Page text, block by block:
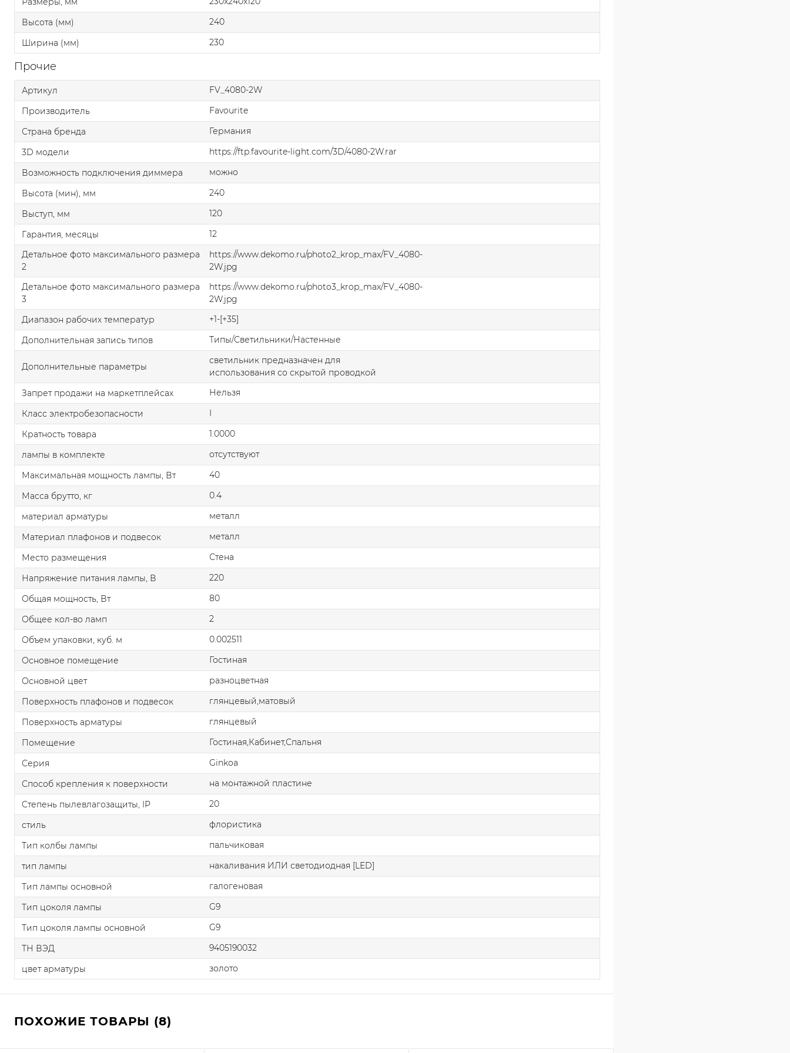
Высота (мм)
240
Ширина (мм)
230
Прочие
Артикул
FV_4080-2W
Производитель
Favourite
Страна бренда
Германия
3D модели
https://ftp.favourite-light.com/3D/4080-2W.rar
Возможность подключения диммера
можно
Высота (мин), мм
240
Выступ, мм
120
Гарантия, месяцы
12
Детальное фото максимального размера
2
https://www.dekomo.ru/photo2_krop_max/FV_4080-
2W.jpg
Детальное фото максимального размера
3
https://www.dekomo.ru/photo3_krop_max/FV_4080-
2W.jpg
Диапазон рабочих температур
+1-[+35]
Дополнительная запись типов
Типы/Светильники/Настенные
Дополнительные параметры
светильник предназначен для
использования со скрытой проводкой
Запрет продажи на маркетплейсах
Нельзя
Класс электробезопасности
I
Кратность товара
1.0000
лампы в комплекте
отсутствуют
Максимальная мощность лампы, Вт
40
Масса брутто, кг
0.4
материал арматуры
металл
Материал плафонов и подвесок
металл
Место размещения
Стена
Напряжение питания лампы, В
220
Общая мощность, Вт
80
Общее кол-во ламп
2
Объем упаковки, куб. м
0.002511
Основное помещение
Гостиная
Основной цвет
разноцветная
Поверхность плафонов и подвесок
глянцевый,матовый
Поверхность арматуры
глянцевый
Помещение
Гостиная,Кабинет,Спальня
Серия
Ginkoa
Способ крепления к поверхности
на монтажной пластине
Степень пылевлагозащиты, IP
20
стиль
флористика
Тип колбы лампы
пальчиковая
тип лампы
накаливания ИЛИ светодиодная [LED]
Тип лампы основной
галогеновая
Тип цоколя лампы
G9
Тип цоколя лампы основной
G9
ТН ВЭД
9405190032
цвет арматуры
золото
ПОХОЖИЕ ТОВАРЫ (8)